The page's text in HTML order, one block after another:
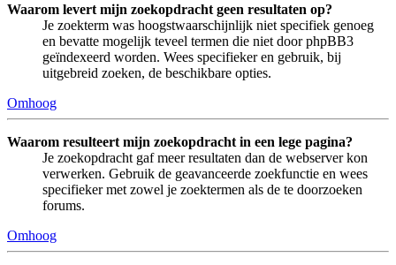
Waarom levert mijn zoekopdracht geen resultaten op?
Je zoekterm was hoogstwaarschijnlijk niet specifiek genoeg
en bevatte mogelijk teveel termen die niet door phpBB3
geïndexeerd worden. Wees specifieker en gebruik, bij
uitgebreid zoeken, de beschikbare opties.
Omhoog
Waarom resulteert mijn zoekopdracht in een lege pagina?
Je zoekopdracht gaf meer resultaten dan de webserver kon
verwerken. Gebruik de geavanceerde zoekfunctie en wees
specifieker met zowel je zoektermen als de te doorzoeken
forums.
Omhoog